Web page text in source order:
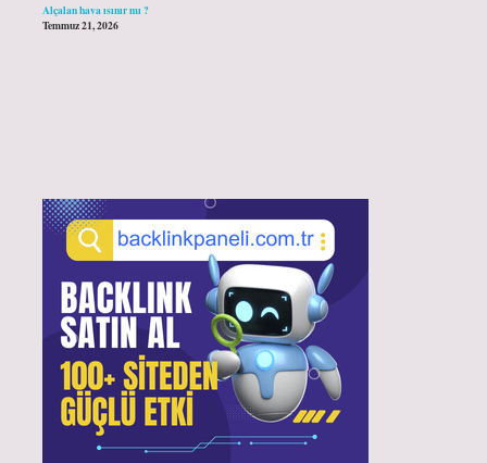
Alçalan hava ısınır mı ?
Temmuz 21, 2026